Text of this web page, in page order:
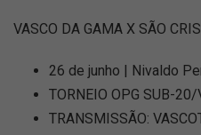
VASCO DA GAMA X SÃO
26 de junho | Nivaldo
TORNEIO OPG SUB-20/
TRANSMISSÃO: